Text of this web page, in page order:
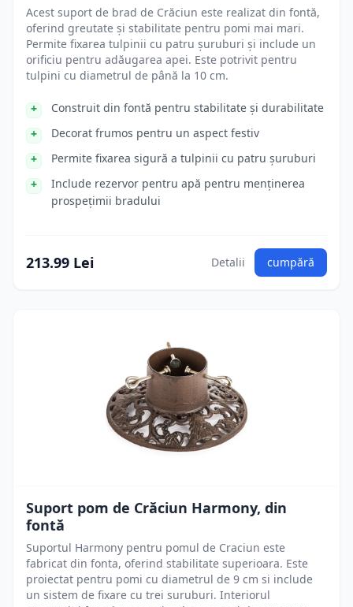
Acest suport de brad de Crăciun este realizat din fontă,
oferind greutate și stabilitate pentru pomi mai mari.
Permite fixarea tulpinii cu patru șuruburi și include un
orificiu pentru adăugarea apei. Este potrivit pentru
tulpini cu diametrul de până la 10 cm.
Construit din fontă pentru stabilitate și durabilitate
Decorat frumos pentru un aspect festiv
Permite fixarea sigură a tulpinii cu patru șuruburi
Include rezervor pentru apă pentru menținerea
prospețimii bradului
213.99 Lei Detalii cumpără
Suport pom de Crăciun Harmony, din
fontă
Suportul Harmony pentru pomul de Craciun este
fabricat din fonta, oferind stabilitate superioara. Este
proiectat pentru pomi cu diametrul de 9 cm si include
un sistem de fixare cu trei suruburi. Interiorul